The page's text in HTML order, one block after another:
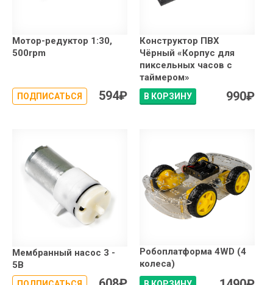
Мотор-редуктор 1:30,
500rpm
ПОДПИСАТЬСЯ 594₽
Конструктор ПВХ
Чёрный «Корпус для
пиксельных часов с
таймером»
В КОРЗИНУ 990₽
Мембранный насос 3 -
5В
Робоплатформа 4WD (4
колеса)